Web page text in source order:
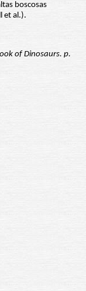
boscosas
et al.).
of Dinosaurs. p.